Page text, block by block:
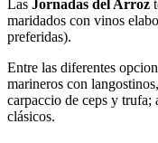
Las Jornadas del Arroz
maridados con vinos
preferidas).
Entre las diferentes
marineros con
carpaccio de ceps y trufa;
clásicos.